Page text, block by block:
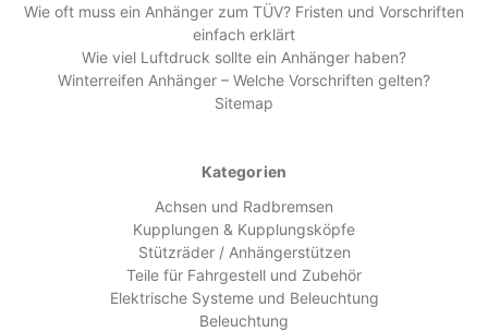
Wie oft muss ein Anhänger zum TÜV? Fristen und Vorschriften
einfach erklärt
Wie viel Luftdruck sollte ein Anhänger haben?
Winterreifen Anhänger – Welche Vorschriften gelten?
Sitemap
Kategorien
Achsen und Radbremsen
Kupplungen & Kupplungsköpfe
Stützräder / Anhängerstützen
Teile für Fahrgestell und Zubehör
Elektrische Systeme und Beleuchtung
Beleuchtung